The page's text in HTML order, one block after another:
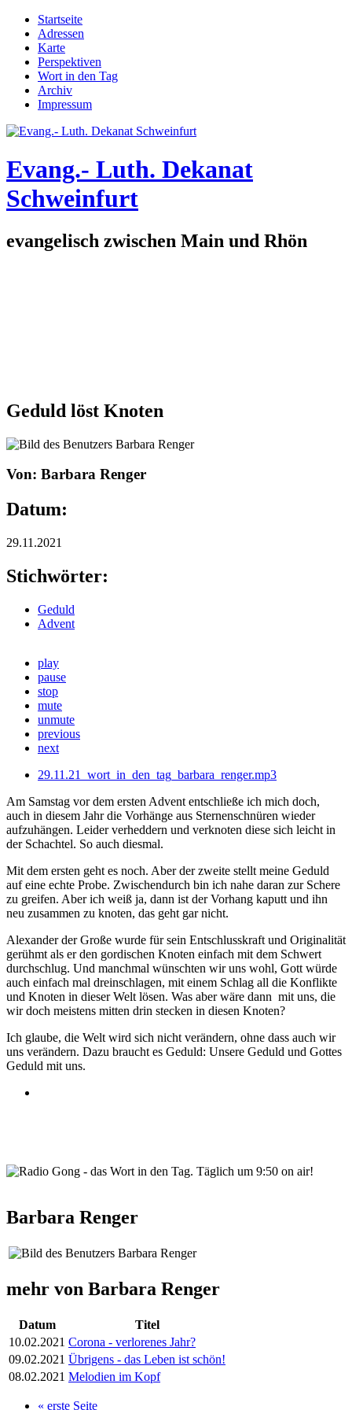
Direkt zum Inhalt
Hauptmenü
Startseite
Adressen
Karte
Perspektiven
Wort in den Tag
Archiv
Impressum
Evang.- Luth. Dekanat
Schweinfurt
evangelisch zwischen Main und Rhön
Geduld löst Knoten
Von: Barbara Renger
Datum:
29.11.2021
Stichwörter:
Geduld
Advent
play
pause
stop
mute
unmute
previous
next
29.11.21_wort_in_den_tag_barbara_renger.mp3
Am Samstag vor dem ersten Advent entschließe ich mich doch,
auch in diesem Jahr die Vorhänge aus Sternenschnüren wieder
aufzuhängen. Leider verheddern und verknoten diese sich leicht in
der Schachtel. So auch diesmal.
Mit dem ersten geht es noch. Aber der zweite stellt meine Geduld
auf eine echte Probe. Zwischendurch bin ich nahe daran zur Schere
zu greifen. Aber ich weiß ja, dann ist der Vorhang kaputt und ihn
neu zusammen zu knoten, das geht gar nicht.
Alexander der Große wurde für sein Entschlusskraft und Originalität
gerühmt als er den gordischen Knoten einfach mit dem Schwert
durchschlug. Und manchmal wünschten wir uns wohl, Gott würde
auch einfach mal dreinschlagen, mit einem Schlag all die Konflikte
und Knoten in dieser Welt lösen. Was aber wäre dann mit uns, die
wir doch meistens mitten drin stecken in diesen Knoten?
Ich glaube, die Welt wird sich nicht verändern, ohne dass auch wir
uns verändern. Dazu braucht es Geduld: Unsere Geduld und Gottes
Geduld mit uns.
Barbara Renger
mehr von Barbara Renger
Datum
Titel
10.02.2021 Corona - verlorenes Jahr?
09.02.2021 Übrigens - das Leben ist schön!
08.02.2021 Melodien im Kopf
« erste Seite